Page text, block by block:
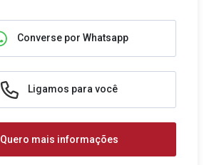
Converse por Whatsapp
Ligamos para você
Quero mais informações